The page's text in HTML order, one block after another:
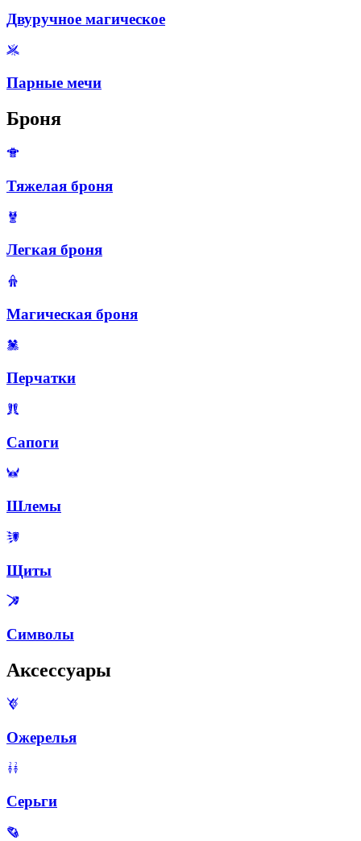
Двуручное магическое
Парные мечи
Броня
Тяжелая броня
Легкая броня
Магическая броня
Перчатки
Сапоги
Шлемы
Щиты
Символы
Аксессуары
Ожерелья
Серьги